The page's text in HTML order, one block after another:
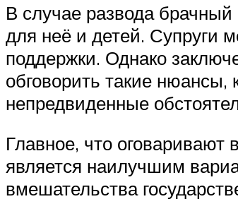
В случае развода
для неё и детей. Супруги
поддержки. Однако
обговорить такие нюансы,
непредвиденные
Главное, что
является наилучшим
вмешательства